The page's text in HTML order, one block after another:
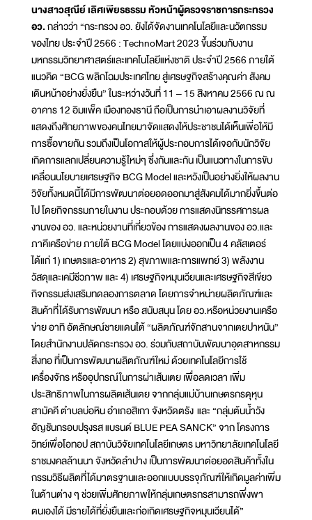
นางสาวสุณีย์ เลิศเพียรธรรม หัวหน้าผู้ตรวจราชการกระทรวง
อว.กล่าวว่า “กระทรวง อว. ยังได้จัดงานเทคโนโลยีและนวัตกรรม
ของไทย ประจำปี 2566 : TechnoMart 2023 ขึ้นร่วมกับงาน
มหกรรมวิทยาศาสตร์และเทคโนโลยีแห่งชาติ ประจำปี 2566 ภายใต้
แนวคิด “BCG พลิกโฉมประเทศไทย สู่เศรษฐกิจสร้างคุณค่า สังคม
เดินหน้าอย่างยั่งยืน” ในระหว่างวันที่ 11 – 15 สิงหาคม 2566 ณ ณ
อาคาร 12 อิมแพ็ค เมืองทองธานี ถือเป็นการนำเอาผลงานวิจัยที่
แสดงถึงศักยภาพของคนไทยมาจัดแสดงให้ประชาชนได้เห็นเพื่อให้มี
การซื้อขายกัน รวมถึงเป็นโอกาสให้ผู้ประกอบการได้เจอกับนักวิจัย
เกิดการแลกเปลี่ยนความรู้ใหม่ๆ ซึ่งกันและกัน เป็นแนวทางในการขับ
เคลื่อนนโยบายเศรษฐกิจ BCG Model และหวังเป็นอย่างยิ่งให้ผลงาน
วิจัยทั้งหมดนี้ได้มีการพัฒนาต่อยอดออกมาสู่สังคมได้มากยิ่งขึ้นต่อ
ไป โดยกิจกรรมภายในงาน ประกอบด้วย การแสดงนิทรรศการผล
งานของ อว. และหน่วยงานที่เกี่ยวข้อง การแสดงผลงานของ อว.และ
ภาคีเครือข่าย ภายใต้ BCG Model โดยแบ่งออกเป็น 4 คลัสเตอร์
ได้แก่ 1) เกษตรและอาหาร 2) สุขภาพและการแพทย์ 3) พลังงาน
วัสดุและเคมีชีวภาพ และ 4) เศรษฐกิจหมุนเวียนและเศรษฐกิจสีเขียว
กิจกรรมส่งเสริมทดลองการตลาด โดยการจำหน่ายผลิตภัณฑ์และ
สินค้าที่ได้รับการพัฒนา หรือ สนับสนุน โดย อว.หรือหน่วยงานเครือ
ข่าย อาทิ อัตลักษณ์ชายแดนใต้ “ผลิตภัณฑ์จักสานจากเตยปาหนัน”
โดยสำนักงานปลัดกระทรวง อว. ร่วมกับสถาบันพัฒนาอุตสาหกรรม
สิ่งทอ ที่เป็นการพัฒนาผลิตภัณฑ์ใหม่ ด้วยเทคโนโลยีการใช้
เครื่องจักร หรืออุปกรณ์ในการผ่าเส้นเตย เพื่อลดเวลา เพิ่ม
ประสิทธิภาพในการผลิตเส้นเตย จากกลุ่มแม่บ้านเกษตรกรดุหุน
สามัคคี ตำบลบ่อหิน อำเภอสิเกา จังหวัดตรัง และ “กลุ่มต้นน้ำวัง
อัญชันกรอบปรุงรส แบรนด์ BLUE PEA SANCK” จาก โครงการ
วิทย์เพื่อโอทอป สถาบันวิจัยเทคโนโลยีเกษตร มหาวิทยาลัยเทคโนโลยี
ราชมงคลล้านนา จังหวัดลำปาง เป็นการพัฒนาต่อยอดสินค้าทั้งใน
กรรมวิธีผลิตที่ได้มาตรฐานและออกแบบบรรจุภัณฑ์ให้เกิดมูลค่าเพิ่ม
ในด้านต่าง ๆ ช่วยเพิ่มศักยภาพให้กลุ่มเกษตรกรสามารถพึ่งพา
ตนเองได้ มีรายได้ที่ยั่งยืนและก่อเกิดเศรษฐกิจหมุนเวียนได้”